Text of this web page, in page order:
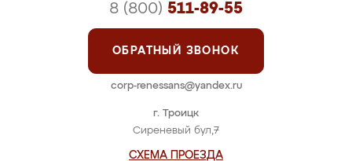
г. Троицк
Сиреневый бул,7
СХЕМА ПРОЕЗДА
8 (800) 511-89-55
ОБРАТНЫЙ ЗВОНОК
corp-renessans@yandex.ru